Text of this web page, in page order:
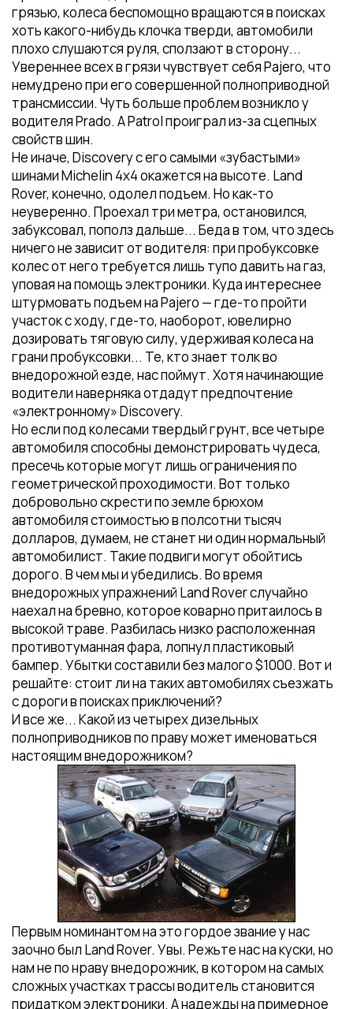
грязью, колеса беспомощно вращаются в поисках
хоть какого-нибудь клочка тверди, автомобили
плохо слушаются руля, сползают в сторону...
Увереннее всех в грязи чувствует себя Pajero, что
немудрено при его совершенной полноприводной
трансмиссии. Чуть больше проблем возникло у
водителя Prado. А Patrol проиграл из-за сцепных
свойств шин.
Не иначе, Discovery с его самыми «зубастыми»
шинами Michelin 4х4 окажется на высоте. Land
Rover, конечно, одолел подъем. Но как-то
неуверенно. Проехал три метра, остановился,
забуксовал, пополз дальше... Беда в том, что здесь
ничего не зависит от водителя: при пробуксовке
колес от него требуется лишь тупо давить на газ,
уповая на помощь электроники. Куда интереснее
штурмовать подъем на Pajero — где-то пройти
участок с ходу, где-то, наоборот, ювелирно
дозировать тяговую силу, удерживая колеса на
грани пробуксовки... Те, кто знает толк во
внедорожной езде, нас поймут. Хотя начинающие
водители наверняка отдадут предпочтение
«электронному» Discovery.
Но если под колесами твердый грунт, все четыре
автомобиля способны демонстрировать чудеса,
пресечь которые могут лишь ограничения по
геометрической проходимости. Вот только
добровольно скрести по земле брюхом
автомобиля стоимостью в полсотни тысяч
долларов, думаем, не станет ни один нормальный
автомобилист. Такие подвиги могут обойтись
дорого. В чем мы и убедились. Во время
внедорожных упражнений Land Rover случайно
наехал на бревно, которое коварно притаилось в
высокой траве. Разбилась низко расположенная
противотуманная фара, лопнул пластиковый
бампер. Убытки составили без малого $1000. Вот и
решайте: стоит ли на таких автомобилях съезжать
с дороги в поисках приключений?
И все же... Какой из четырех дизельных
полноприводников по праву может именоваться
настоящим внедорожником?
Первым номинантом на это гордое звание у нас
заочно был Land Rover. Увы. Режьте нас на куски, но
нам не по нраву внедорожник, в котором на самых
сложных участках трассы водитель становится
придатком электроники. А надежды на примерное